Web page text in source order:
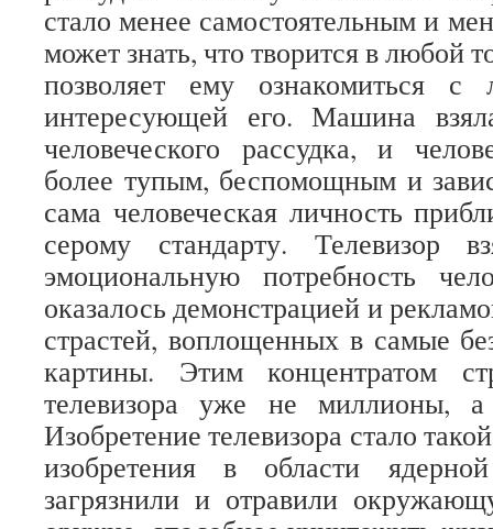
стало менее самостоятельным и
может знать, что творится в любой
позволяет ему ознакомиться с
интересующей его. Машина
человеческого рассудка, и
более тупым, беспомощным и
сама человеческая личность
серому стандарту. Телевизор
эмоциональную потребность
оказалось демонстрацией и
страстей, воплощенных в самые
картины. Этим концентратом
телевизора уже не миллионы,
Изобретение телевизора стало
изобретения в области
загрязнили и отравили